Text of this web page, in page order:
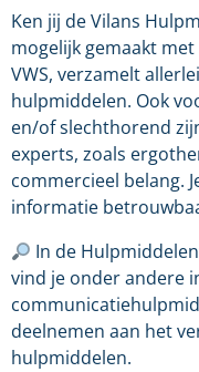
Ken jij de Vilans
mogelijk gemaakt
VWS, verzamelt
hulpmiddelen. Ook
en/of slechthorend
experts, zoals
commercieel belang.
informatie
In de
vind je onder andere
deelnemen aan het
hulpmiddelen.